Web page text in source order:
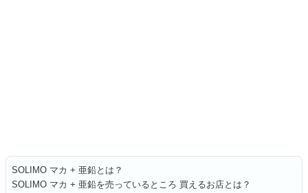
SOLIMO マカ + 亜鉛とは？
SOLIMO マカ + 亜鉛を売っているところ 買えるお店とは？